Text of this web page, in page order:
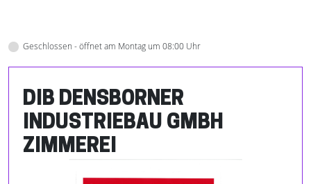
Geschlossen - öffnet am Montag um 08:00 Uhr
DIB DENSBORNER
INDUSTRIEBAU GMBH
ZIMMEREI